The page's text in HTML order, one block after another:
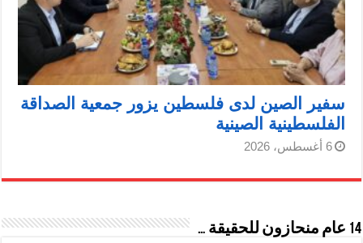
سفير الصين لدى فلسطين يزور جمعية الصداقة
الفلسطينية الصينية
6 أغسطس، 2026
14 عام منحازون للحقيقة …